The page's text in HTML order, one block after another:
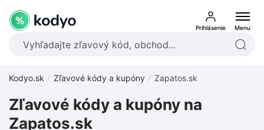
Prihlásenie Menu
Kodyo.sk Zľavové kódy a kupóny Zapatos.sk
Zľavové kódy a kupóny na
Zapatos.sk